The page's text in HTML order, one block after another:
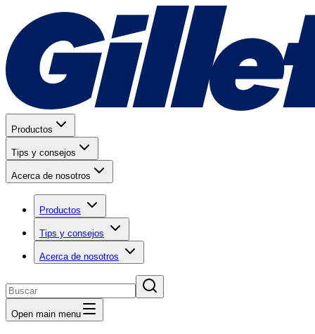
Productos
Tips y consejos
Acerca de nosotros
Productos
Tips y consejos
Acerca de nosotros
Open main menu